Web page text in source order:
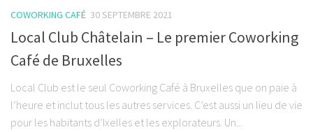
COWORKING CAFÉ 30 SEPTEMBRE 2021
Local Club Châtelain – Le premier Coworking
Café de Bruxelles
Local Club est le seul Coworking Café à Bruxelles que on paie à
l’heure et inclut tous les autres services. C’est aussi un lieu de vie
pour les habitants d’Ixelles et les explorateurs. Un...